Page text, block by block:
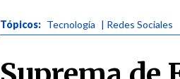
Tópicos: Tecnología | Redes Sociales